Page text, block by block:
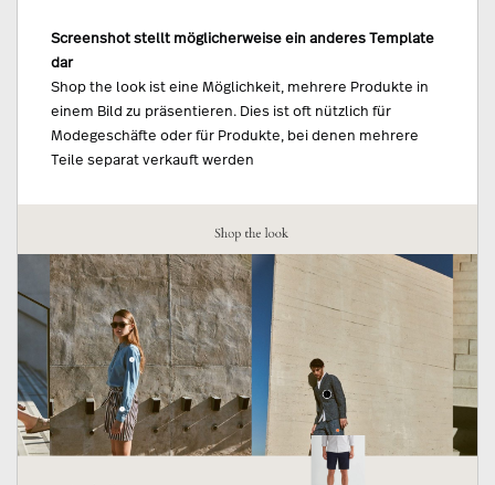
Screenshot stellt möglicherweise ein anderes Template
dar
Shop the look ist eine Möglichkeit, mehrere Produkte in
einem Bild zu präsentieren. Dies ist oft nützlich für
Modegeschäfte oder für Produkte, bei denen mehrere
Teile separat verkauft werden